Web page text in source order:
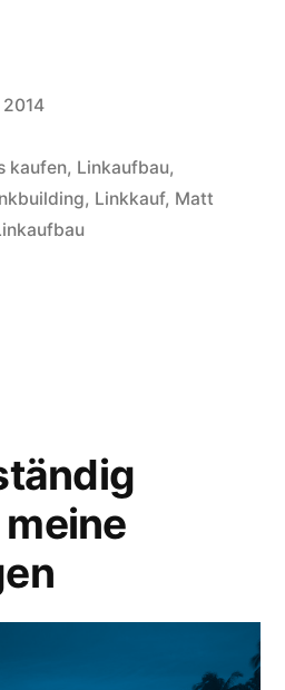
2014
kaufen, Linkaufbau,
, Linkkauf, Matt